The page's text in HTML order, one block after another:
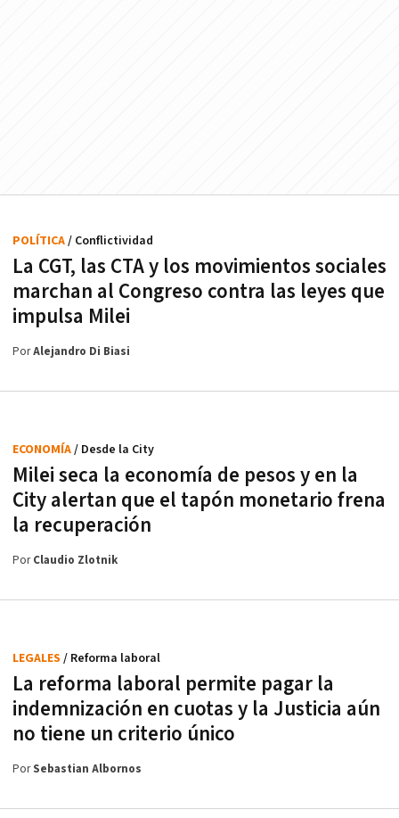
La CGT, las CTA y los movimientos sociales
marchan al Congreso contra las leyes que
impulsa Milei
POLÍTICA/ Conflictividad
PorAlejandro Di Biasi
Milei seca la economía de pesos y en la
City alertan que el tapón monetario frena
la recuperación
ECONOMÍA/ Desde la City
PorClaudio Zlotnik
La reforma laboral permite pagar la
indemnización en cuotas y la Justicia aún
no tiene un criterio único
LEGALES / Reforma laboral
PorSebastian Albornos